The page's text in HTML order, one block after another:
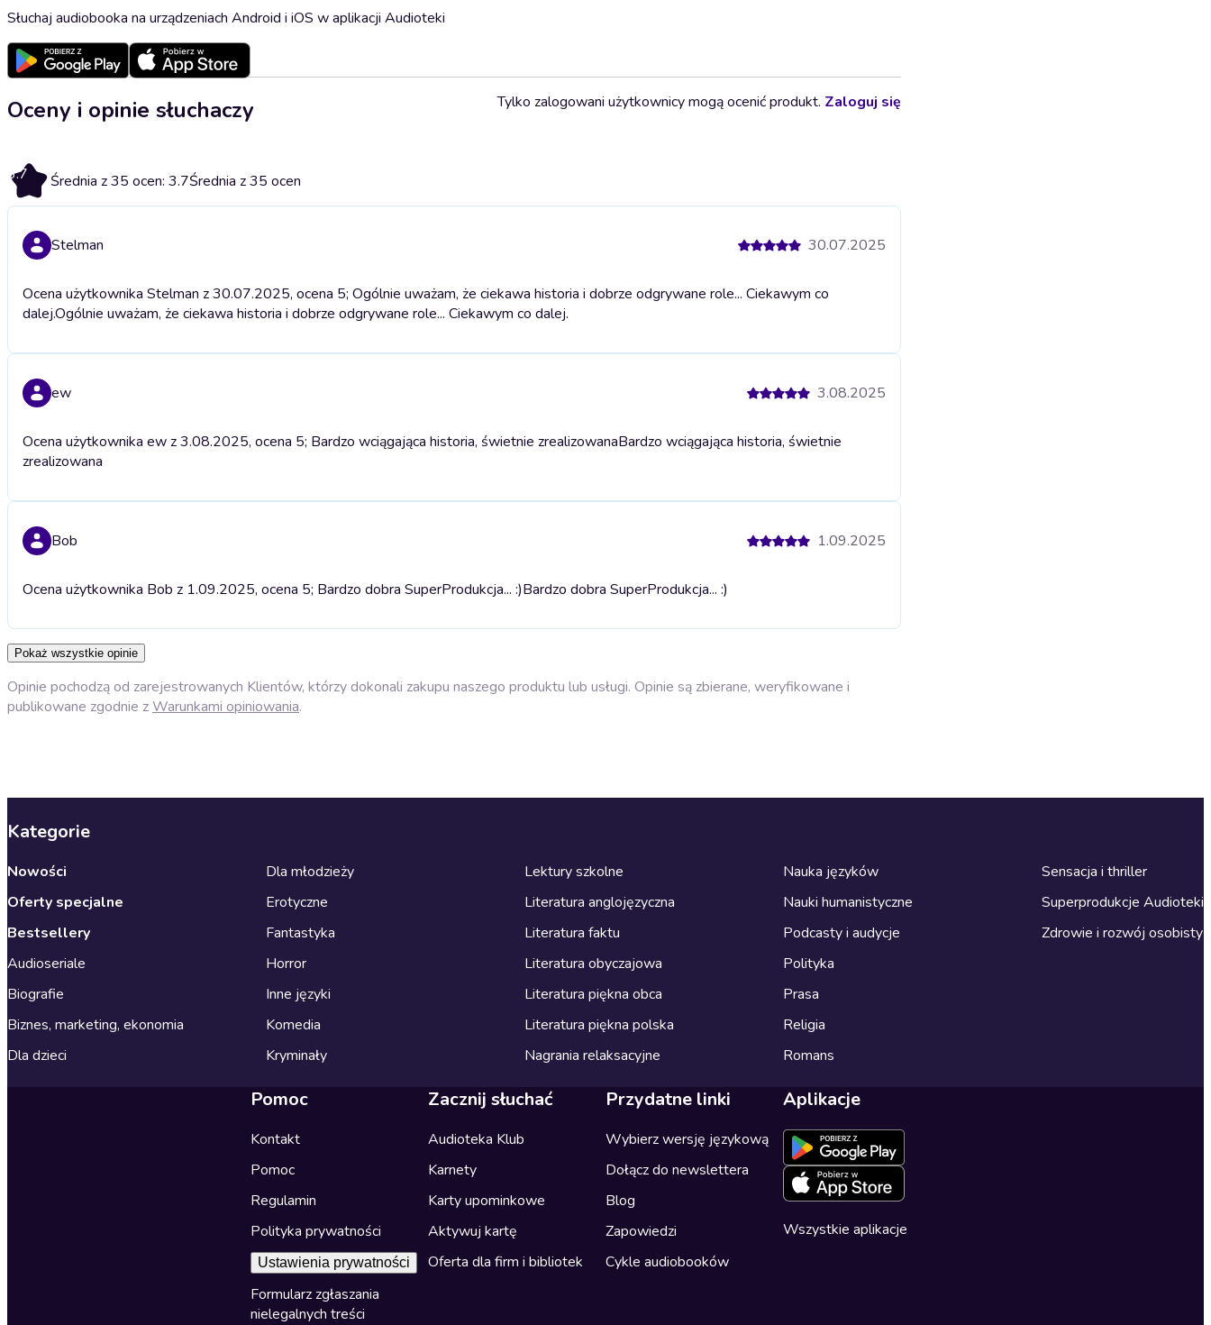
Słuchaj audiobooka na urządzeniach Android i iOS w aplikacji Audioteki
Oceny i opinie słuchaczy
3.7 Średnia z 35 ocen: 3.7Średnia z 35 ocen
Tylko zalogowani użytkownicy mogą ocenić produkt. Zaloguj się
Stelman 30.07.2025
Ocena użytkownika Stelman z 30.07.2025, ocena 5; Ogólnie uważam, że ciekawa historia i dobrze odgrywane role... Ciekawym co
dalej.Ogólnie uważam, że ciekawa historia i dobrze odgrywane role... Ciekawym co dalej.
ew 3.08.2025
Ocena użytkownika ew z 3.08.2025, ocena 5; Bardzo wciągająca historia, świetnie zrealizowanaBardzo wciągająca historia, świetnie
zrealizowana
Bob 1.09.2025
Ocena użytkownika Bob z 1.09.2025, ocena 5; Bardzo dobra SuperProdukcja... :)Bardzo dobra SuperProdukcja... :)
Pokaż wszystkie opinie
Opinie pochodzą od zarejestrowanych Klientów, którzy dokonali zakupu naszego produktu lub usługi. Opinie są zbierane, weryfikowane i
publikowane zgodnie zWarunkami opiniowania.
Kategorie
Nowości
Oferty specjalne
Bestsellery
Audioseriale
Biografie
Biznes, marketing, ekonomia
Dla dzieci
Dla młodzieży
Erotyczne
Fantastyka
Horror
Inne języki
Komedia
Kryminały
Lektury szkolne
Literatura anglojęzyczna
Literatura faktu
Literatura obyczajowa
Literatura piękna obca
Literatura piękna polska
Nagrania relaksacyjne
Nauka języków
Nauki humanistyczne
Podcasty i audycje
Polityka
Prasa
Religia
Romans
Sensacja i thriller
Superprodukcje Audioteki
Zdrowie i rozwój osobisty
Pomoc
Kontakt
Pomoc
Regulamin
Polityka prywatności
Ustawienia prywatności
Formularz zgłaszania
nielegalnych treści
Zacznij słuchać
Audioteka Klub
Karnety
Karty upominkowe
Aktywuj kartę
Oferta dla firm i bibliotek
Przydatne linki
Wybierz wersję językową
Dołącz do newslettera
Blog
Zapowiedzi
Cykle audiobooków
Aplikacje
Wszystkie aplikacje